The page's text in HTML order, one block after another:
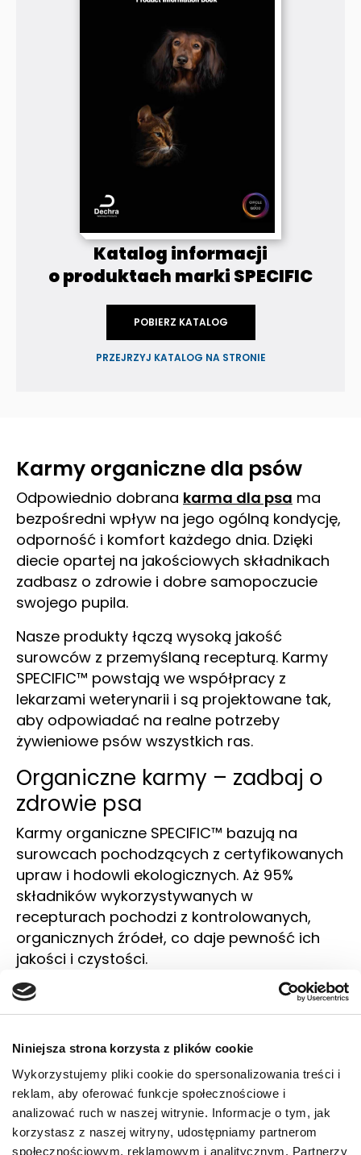
Niniejsza strona korzysta z plików cookie
Wykorzystujemy pliki cookie do spersonalizowania treści i
reklam, aby oferować funkcje społecznościowe i
analizować ruch w naszej witrynie. Informacje o tym, jak
korzystasz z naszej witryny, udostępniamy partnerom
społecznościowym, reklamowym i analitycznym. Partnerzy
Katalog informacji
o produktach marki SPECIFIC
POBIERZ KATALOG
PRZEJRZYJ KATALOG NA STRONIE
Karmy organiczne dla psów
Odpowiednio dobrana karma dla psa ma
bezpośredni wpływ na jego ogólną kondycję,
odporność i komfort każdego dnia. Dzięki
diecie opartej na jakościowych składnikach
zadbasz o zdrowie i dobre samopoczucie
swojego pupila.
Nasze produkty łączą wysoką jakość
surowców z przemyślaną recepturą. Karmy
SPECIFIC™ powstają we współpracy z
lekarzami weterynarii i są projektowane tak,
aby odpowiadać na realne potrzeby
żywieniowe psów wszystkich ras.
Organiczne karmy – zadbaj o
zdrowie psa
Karmy organiczne SPECIFIC™ bazują na
surowcach pochodzących z certyfikowanych
upraw i hodowli ekologicznych. Aż 95%
składników wykorzystywanych w
recepturach pochodzi z kontrolowanych,
organicznych źródeł, co daje pewność ich
jakości i czystości.
W naszych karmach nie znajdziesz
barwników, konserwantów, aromatów ani
prosty, przejrzysty i bliski naturalnym
potrzebom żywieniowym psa.
Ekologiczne mokre karmy dla
psów